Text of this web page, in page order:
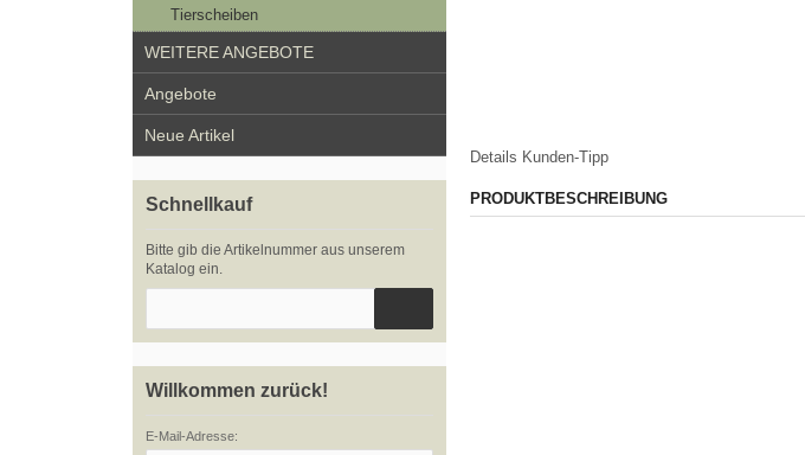
Details Kunden-Tipp
PRODUKTBESCHREIBUNG
Tierscheiben
WEITERE ANGEBOTE
Angebote
Neue Artikel
Schnellkauf
Bitte gib die Artikelnummer aus unserem
Katalog ein.
Willkommen zurück!
E-Mail-Adresse: